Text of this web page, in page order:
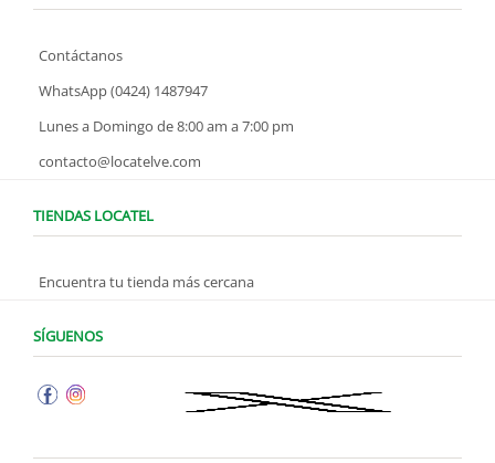
Contáctanos
WhatsApp (0424) 1487947
Lunes a Domingo de 8:00 am a 7:00 pm
contacto@locatelve.com
TIENDAS LOCATEL
Encuentra tu tienda más cercana
SÍGUENOS